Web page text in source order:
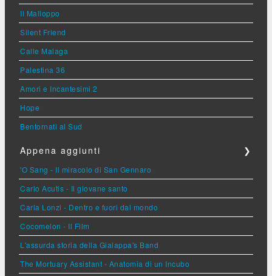
Il Malloppo
Silent Friend
Calle Malaga
Palestina 36
Amori e Incantesimi 2
Hope
Bentornati al Sud
Appena aggiunti ❯
'O Sang - Il miracolo di San Gennaro
Carlo Acutis - Il giovane santo
Carla Lonzi - Dentro e fuori dal mondo
Cocomelon - Il Film
L'assurda storia della Gialappa's Band
The Mortuary Assistant - Anatomia di un Incubo